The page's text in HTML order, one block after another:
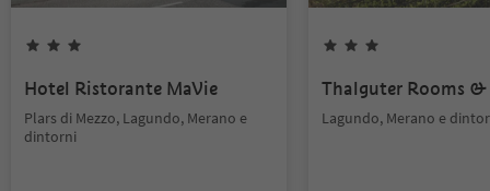
Hotel Ristorante MaVie
Plars di Mezzo, Lagundo, Merano e
dintorni
Thalguter Rooms
Lagundo, Merano e